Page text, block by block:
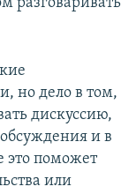
разговаривать
но дело в том,
дискуссию,
и в
это поможет
или